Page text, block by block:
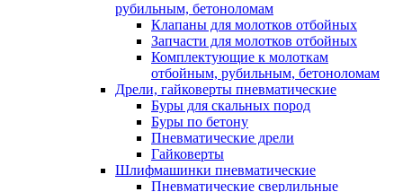
рубильным, бетоноломам
Клапаны для молотков отбойных
Запчасти для молотков отбойных
Комплектующие к молоткам
отбойным, рубильным, бетоноломам
Дрели, гайковерты пневматические
Буры для скальных пород
Буры по бетону
Пневматические дрели
Гайковерты
Шлифмашинки пневматические
Пневматические сверлильные